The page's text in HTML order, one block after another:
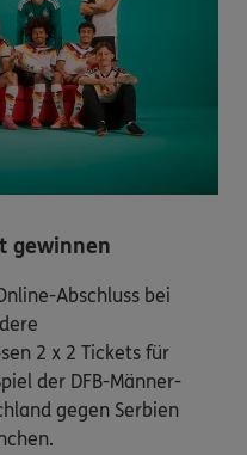
gewinnen
Abschluss bei
2 x 2 Tickets für
der DFB-Männer-
gegen Serbien